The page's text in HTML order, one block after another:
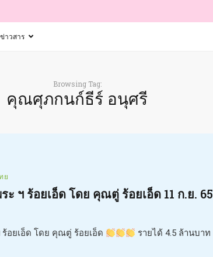
าวสาร
Browsing Tag:
คุณศุภกนก์ธีร์ อนุศรี
ย
ะ ฯ ร้อยเอ็ด โดย คุณตู่ ร้อยเอ็ด 11 ก.ย. 65
ร้อยเอ็ด โดย คุณตู่ ร้อยเอ็ด
รายได้ 4.5 ล้านบาท